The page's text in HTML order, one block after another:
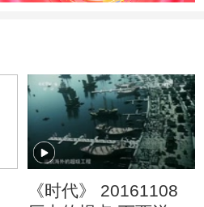
《时代》 20161108